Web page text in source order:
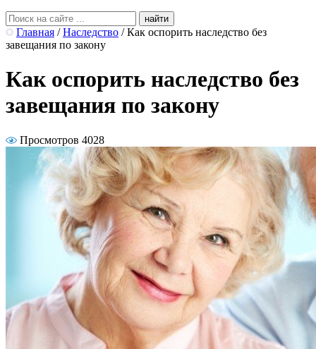
Главная / Наследство / Как оспорить наследство без
завещания по закону
Как оспорить наследство без
завещания по закону
Просмотров 4028